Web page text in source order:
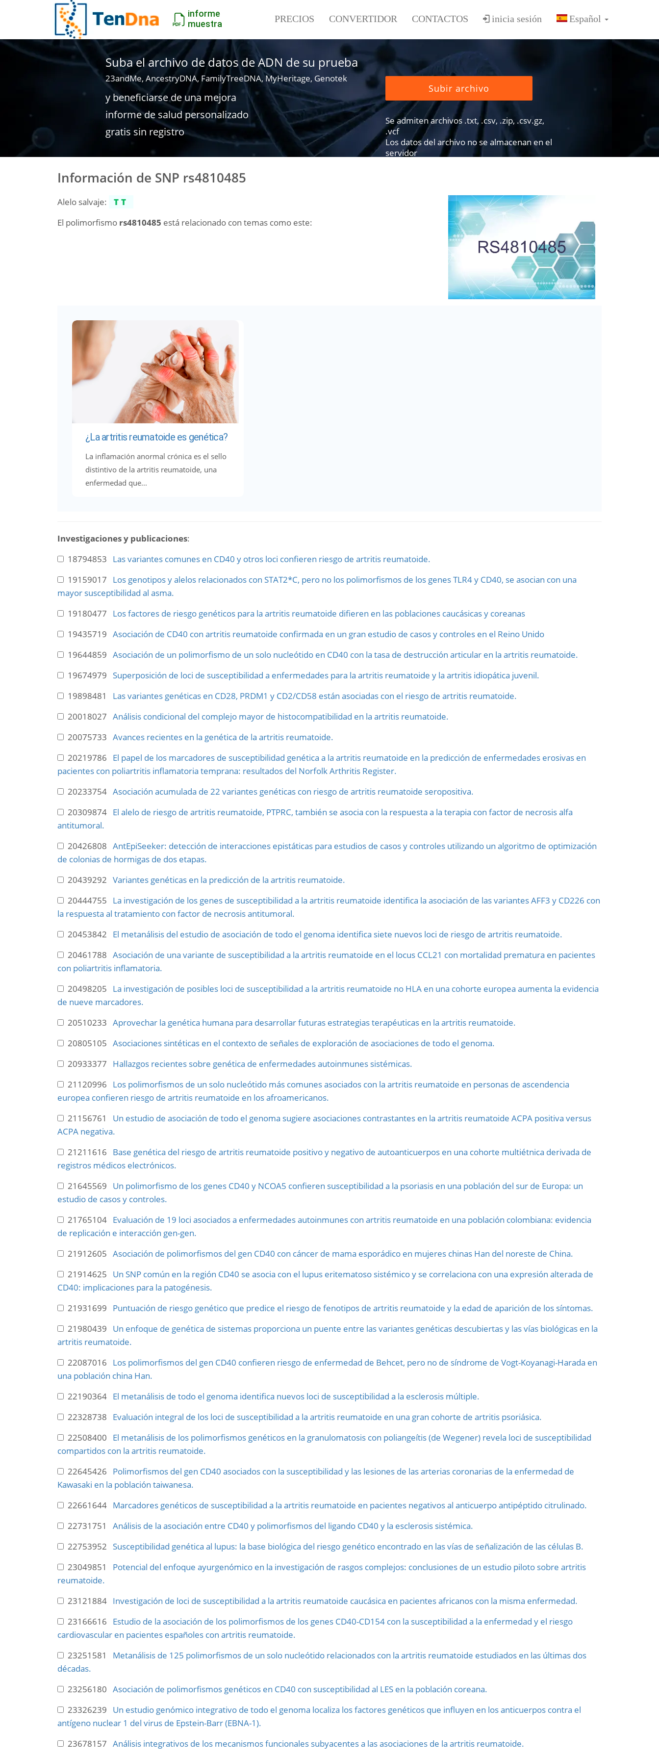
informe
muestra
PRECIOS CONVERTIDOR CONTACTOS inicia sesión
Suba el archivo de datos de ADN de su prueba
23andMe, AncestryDNA, FamilyTreeDNA, MyHeritage, Genotek
y beneficiarse de una mejora
informe de salud personalizado
gratis sin registro
Subir archivo
Se admiten archivos .txt, .csv, .zip, .csv.gz,
.vcf
Los datos del archivo no se almacenan en el
servidor
Información de SNP rs4810485
Alelo salvaje:
TT
El polimorfismo rs4810485 está relacionado con temas como este:
¿La artritis reumatoide es genética?
La inflamación anormal crónica es el sello
distintivo de la artritis reumatoide, una
enfermedad que...
Investigaciones y publicaciones:
18794853 Las variantes comunes en CD40 y otros loci confieren riesgo de artritis reumatoide.
19159017 Los genotipos y alelos relacionados con STAT2*C, pero no los polimorfismos de los genes TLR4 y CD40, se asocian con una
mayor susceptibilidad al asma.
19180477 Los factores de riesgo genéticos para la artritis reumatoide difieren en las poblaciones caucásicas y coreanas
19435719 Asociación de CD40 con artritis reumatoide confirmada en un gran estudio de casos y controles en el Reino Unido
19644859 Asociación de un polimorfismo de un solo nucleótido en CD40 con la tasa de destrucción articular en la artritis reumatoide.
19674979 Superposición de loci de susceptibilidad a enfermedades para la artritis reumatoide y la artritis idiopática juvenil.
19898481 Las variantes genéticas en CD28, PRDM1 y CD2/CD58 están asociadas con el riesgo de artritis reumatoide.
20018027 Análisis condicional del complejo mayor de histocompatibilidad en la artritis reumatoide.
20075733 Avances recientes en la genética de la artritis reumatoide.
20219786 El papel de los marcadores de susceptibilidad genética a la artritis reumatoide en la predicción de enfermedades erosivas en
pacientes con poliartritis inflamatoria temprana: resultados del Norfolk Arthritis Register.
20233754 Asociación acumulada de 22 variantes genéticas con riesgo de artritis reumatoide seropositiva.
20309874 El alelo de riesgo de artritis reumatoide, PTPRC, también se asocia con la respuesta a la terapia con factor de necrosis alfa
antitumoral.
20426808 AntEpiSeeker: detección de interacciones epistáticas para estudios de casos y controles utilizando un algoritmo de optimización
de colonias de hormigas de dos etapas.
20439292 Variantes genéticas en la predicción de la artritis reumatoide.
20444755 La investigación de los genes de susceptibilidad a la artritis reumatoide identifica la asociación de las variantes AFF3 y CD226 con
la respuesta al tratamiento con factor de necrosis antitumoral.
20453842 El metanálisis del estudio de asociación de todo el genoma identifica siete nuevos loci de riesgo de artritis reumatoide.
20461788 Asociación de una variante de susceptibilidad a la artritis reumatoide en el locus CCL21 con mortalidad prematura en pacientes
con poliartritis inflamatoria.
20498205 La investigación de posibles loci de susceptibilidad a la artritis reumatoide no HLA en una cohorte europea aumenta la evidencia
de nueve marcadores.
20510233 Aprovechar la genética humana para desarrollar futuras estrategias terapéuticas en la artritis reumatoide.
20805105 Asociaciones sintéticas en el contexto de señales de exploración de asociaciones de todo el genoma.
20933377 Hallazgos recientes sobre genética de enfermedades autoinmunes sistémicas.
21120996 Los polimorfismos de un solo nucleótido más comunes asociados con la artritis reumatoide en personas de ascendencia
europea confieren riesgo de artritis reumatoide en los afroamericanos.
21156761 Un estudio de asociación de todo el genoma sugiere asociaciones contrastantes en la artritis reumatoide ACPA positiva versus
ACPA negativa.
21211616 Base genética del riesgo de artritis reumatoide positivo y negativo de autoanticuerpos en una cohorte multiétnica derivada de
registros médicos electrónicos.
21645569 Un polimorfismo de los genes CD40 y NCOA5 confieren susceptibilidad a la psoriasis en una población del sur de Europa: un
estudio de casos y controles.
21765104 Evaluación de 19 loci asociados a enfermedades autoinmunes con artritis reumatoide en una población colombiana: evidencia
de replicación e interacción gen-gen.
21912605 Asociación de polimorfismos del gen CD40 con cáncer de mama esporádico en mujeres chinas Han del noreste de China.
21914625 Un SNP común en la región CD40 se asocia con el lupus eritematoso sistémico y se correlaciona con una expresión alterada de
CD40: implicaciones para la patogénesis.
21931699 Puntuación de riesgo genético que predice el riesgo de fenotipos de artritis reumatoide y la edad de aparición de los síntomas.
21980439 Un enfoque de genética de sistemas proporciona un puente entre las variantes genéticas descubiertas y las vías biológicas en la
artritis reumatoide.
22087016 Los polimorfismos del gen CD40 confieren riesgo de enfermedad de Behcet, pero no de síndrome de Vogt-Koyanagi-Harada en
una población china Han.
22190364 El metanálisis de todo el genoma identifica nuevos loci de susceptibilidad a la esclerosis múltiple.
22328738 Evaluación integral de los loci de susceptibilidad a la artritis reumatoide en una gran cohorte de artritis psoriásica.
22508400 El metanálisis de los polimorfismos genéticos en la granulomatosis con poliangeítis (de Wegener) revela loci de susceptibilidad
compartidos con la artritis reumatoide.
22645426 Polimorfismos del gen CD40 asociados con la susceptibilidad y las lesiones de las arterias coronarias de la enfermedad de
Kawasaki en la población taiwanesa.
22661644 Marcadores genéticos de susceptibilidad a la artritis reumatoide en pacientes negativos al anticuerpo antipéptido citrulinado.
22731751 Análisis de la asociación entre CD40 y polimorfismos del ligando CD40 y la esclerosis sistémica.
22753952 Susceptibilidad genética al lupus: la base biológica del riesgo genético encontrado en las vías de señalización de las células B.
23049851 Potencial del enfoque ayurgenómico en la investigación de rasgos complejos: conclusiones de un estudio piloto sobre artritis
reumatoide.
23121884 Investigación de loci de susceptibilidad a la artritis reumatoide caucásica en pacientes africanos con la misma enfermedad.
23166616 Estudio de la asociación de los polimorfismos de los genes CD40-CD154 con la susceptibilidad a la enfermedad y el riesgo
cardiovascular en pacientes españoles con artritis reumatoide.
23251581 Metanálisis de 125 polimorfismos de un solo nucleótido relacionados con la artritis reumatoide estudiados en las últimas dos
décadas.
23256180 Asociación de polimorfismos genéticos en CD40 con susceptibilidad al LES en la población coreana.
23326239 Un estudio genómico integrativo de todo el genoma localiza los factores genéticos que influyen en los anticuerpos contra el
antígeno nuclear 1 del virus de Epstein-Barr (EBNA-1).
23678157 Análisis integrativos de los mecanismos funcionales subyacentes a las asociaciones de la artritis reumatoide.